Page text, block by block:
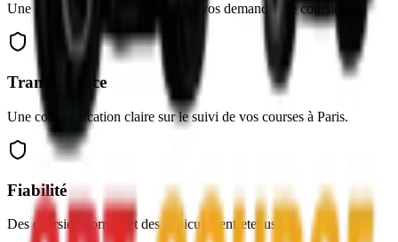
Une prise en charge immédiate de vos demandes de coursier.
Transparence
Une communication claire sur le suivi de vos courses à Paris.
Fiabilité
Des coursiers formés et des véhicules entretenus.